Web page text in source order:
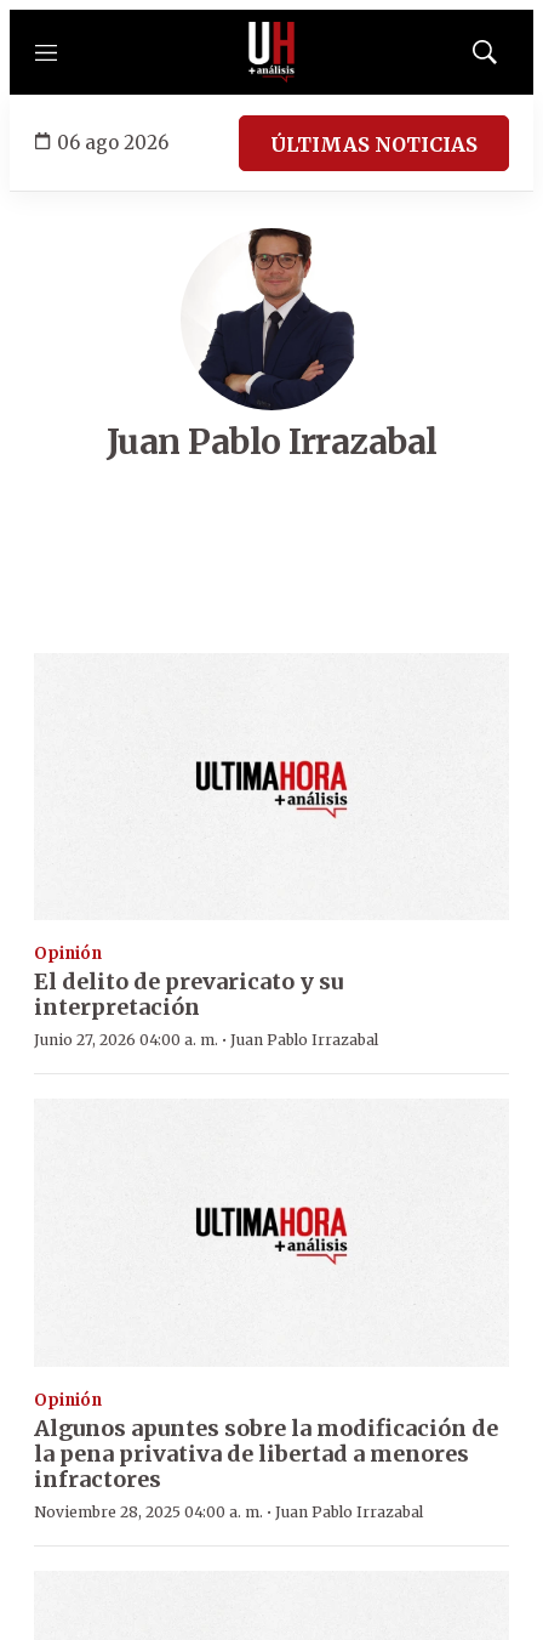
Menú
Mostrar
06 ago 2026 ÚLTIMAS NOTICIAS
Juan Pablo Irrazabal
Opinión
El delito de prevaricato y su
interpretación
Junio 27, 2026 04:00 a. m. · Juan Pablo Irrazabal
Opinión
Algunos apuntes sobre la modificación de
la pena privativa de libertad a menores
infractores
Noviembre 28, 2025 04:00 a. m. · Juan Pablo Irrazabal